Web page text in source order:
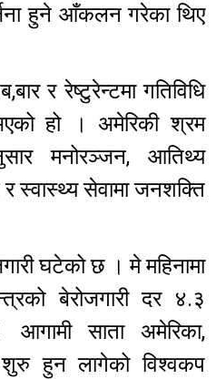
हुने आँकलन गरेका थिए
र रेष्टुरेन्टमा गतिविधि
हो । अमेरिकी श्रम
मनोरञ्जन, आतिथ्य
स्वास्थ्य सेवामा जनशक्ति
घटेको छ । मे महिनामा
बेरोजगारी दर ४.३
साता अमेरिका,
शुरु हुन लागेको विश्वकप